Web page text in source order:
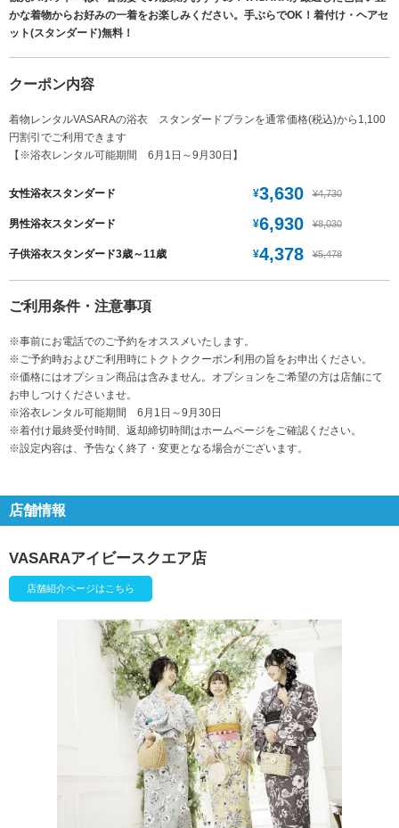
かな着物からお好みの一着をお楽しみください。手ぶらでOK！着付け・ヘアセ
ット(スタンダード)無料！
クーポン内容
着物レンタルVASARAの浴衣 スタンダードプランを通常価格(税込)から1,100
円割引でご利用できます
【※浴衣レンタル可能期間 6月1日～9月30日】
女性浴衣スタンダード ¥3,630 ¥4,730
男性浴衣スタンダード ¥6,930 ¥8,030
子供浴衣スタンダード3歳～11歳 ¥4,378 ¥5,478
ご利用条件・注意事項
※事前にお電話でのご予約をオススメいたします。
※ご予約時およびご利用時にトクトククーポン利用の旨をお申出ください。
※価格にはオプション商品は含みません。オプションをご希望の方は店舗にて
お申しつけくださいませ。
※浴衣レンタル可能期間 6月1日～9月30日
※着付け最終受付時間、返却締切時間はホームページをご確認ください。
※設定内容は、予告なく終了・変更となる場合がございます。
店舗情報
VASARAアイビースクエア店
店舗紹介ページはこちら